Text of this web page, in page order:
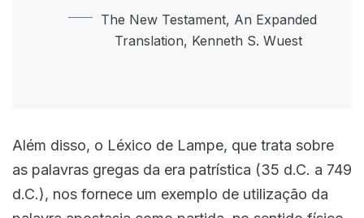
The New Testament, An Expanded
Translation, Kenneth S. Wuest
Além disso, o Léxico de Lampe, que trata sobre
as palavras gregas da era patrística (35 d.C. a 749
d.C.), nos fornece um exemplo de utilização da